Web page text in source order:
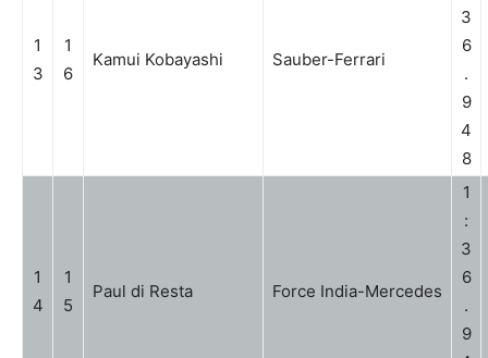
1
3
1
6
Kamui Kobayashi Sauber-Ferrari
3
6
.
9
4
8
1
4
1
5
Paul di Resta Force India-Mercedes
1
:
3
6
.
9